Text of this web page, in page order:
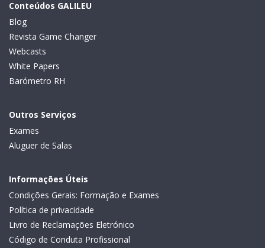
Conteúdos GALILEU
Blog
Revista Game Changer
Webcasts
White Papers
Barómetro RH
Outros Serviços
Exames
Aluguer de Salas
Informações Úteis
Condições Gerais: Formação e Exames
Política de privacidade
Livro de Reclamações Eletrónico
Código de Conduta Profissional